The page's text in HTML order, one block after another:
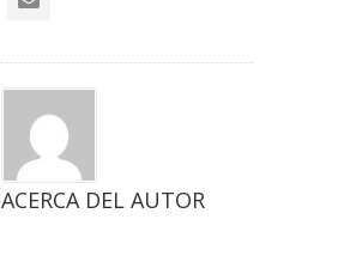
ACERCA DEL AUTOR